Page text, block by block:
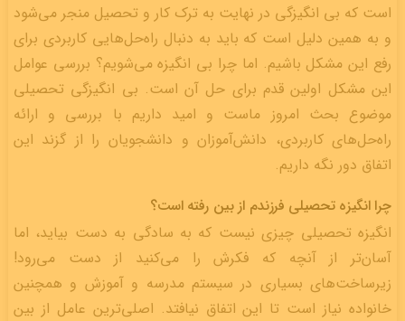
است که بی انگیزگی در نهایت به ترک کار و تحصیل منجر می‌شود
و به همین دلیل است که باید به دنبال راه‌حل‌هایی کاربردی برای
رفع این مشکل باشیم. اما چرا بی انگیزه می‌شویم؟ بررسی عوامل
این مشکل اولین قدم برای حل آن است. بی انگیزگی تحصیلی
موضوع بحث امروز ماست و امید داریم با بررسی و ارائه
راه‌حل‌های کاربردی، دانش‌آموزان و دانشجویان را از گزند این
اتفاق دور نگه‌ داریم.
چرا انگیزه تحصیلی فرزندم از بین رفته است؟
انگیزه تحصیلی چیزی نیست که به سادگی به دست بیاید، اما
آسان‌تر از آنچه که فکرش را می‌کنید از دست می‌رود!
زیرساخت‌های بسیاری در سیستم مدرسه و آموزش و همچنین
خانواده نیاز است تا این اتفاق نیافتد. اصلی‌ترین عامل از بین